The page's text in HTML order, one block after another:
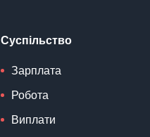
Суспільство
Зарплата
Робота
Виплати